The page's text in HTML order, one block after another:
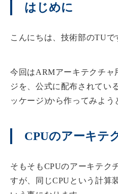
はじめに
こんにちは、技術部のTUで
今回はARMアーキテクチャ
ジを、公式に配布されてい
ッケージ)から作ってみよう
CPUのアーキテ
そもそもCPUのアーキテク
すが、同じCPUという計算